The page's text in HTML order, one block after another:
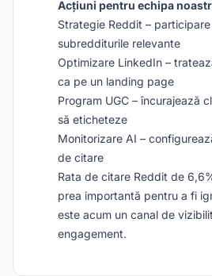
Acțiuni pentru echipa
Strategie Reddit –
subredditurile relevante
Optimizare LinkedIn –
ca pe un landing page
Program UGC – încurajează
să eticheteze
Monitorizare AI –
de citare
Rata de citare Reddit de
prea importantă pentru a fi
este acum un canal de
engagement.